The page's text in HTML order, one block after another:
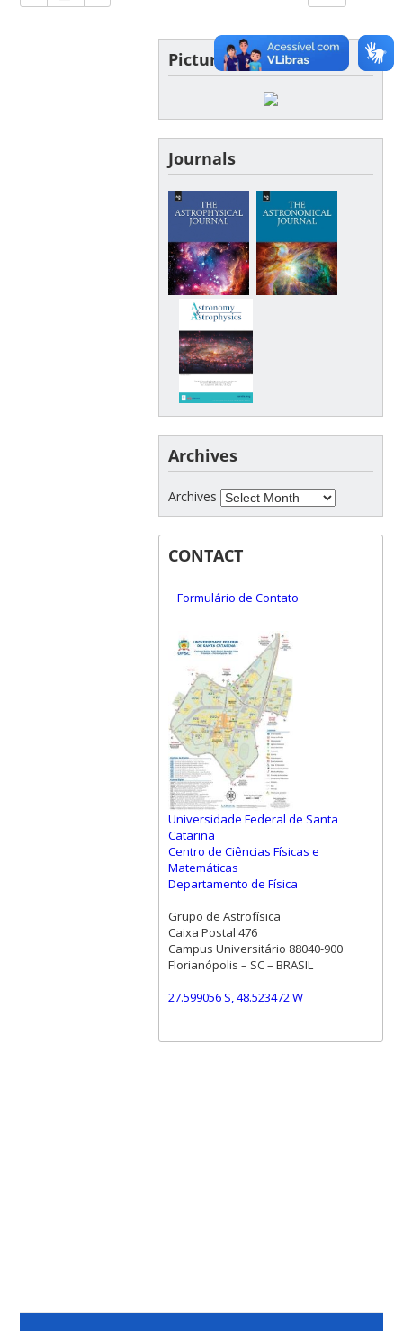
Picture of the day
Journals
Archives
Archives
CONTACT
Formulário de Contato
Universidade Federal de Santa
Catarina
Centro de Ciências Físicas e
Matemáticas
Departamento de Física
Grupo de Astrofísica
Caixa Postal 476
Campus Universitário 88040-900
Florianópolis – SC – BRASIL
27.599056 S, 48.523472 W